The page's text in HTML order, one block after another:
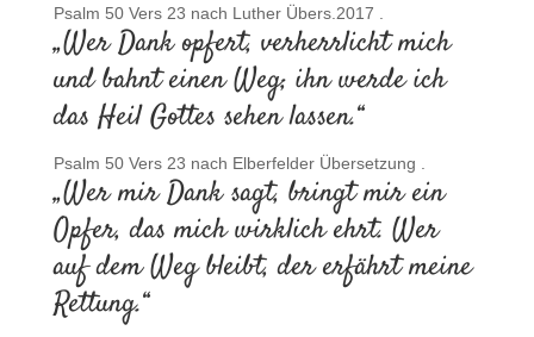
Psalm 50 Vers 23 nach Luther Übers.2017 .
„Wer Dank opfert, verherrlicht mich
und bahnt einen Weg; ihn werde ich
das Heil Gottes sehen lassen.“
Psalm 50 Vers 23 nach Elberfelder Übersetzung .
„Wer mir Dank sagt, bringt mir ein
Opfer, das mich wirklich ehrt. Wer
auf dem Weg bleibt, der erfährt meine
Rettung.“